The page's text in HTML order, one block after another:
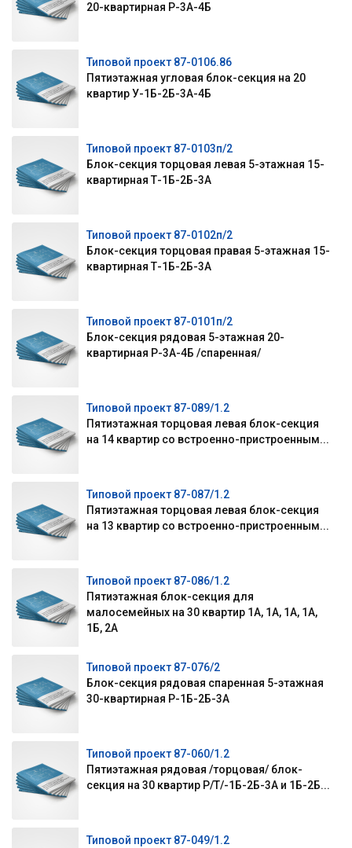
20-квартирная Р-3А-4Б
Типовой проект 87-0106.86
Пятиэтажная угловая блок-секция на 20
квартир У-1Б-2Б-3А-4Б
Типовой проект 87-0103п/2
Блок-секция торцовая левая 5-этажная 15-
квартирная Т-1Б-2Б-3А
Типовой проект 87-0102п/2
Блок-секция торцовая правая 5-этажная 15-
квартирная Т-1Б-2Б-3А
Типовой проект 87-0101п/2
Блок-секция рядовая 5-этажная 20-
квартирная Р-3А-4Б /спаренная/
Типовой проект 87-089/1.2
Пятиэтажная торцовая левая блок-секция
на 14 квартир со встроенно-пристроенным...
Типовой проект 87-087/1.2
Пятиэтажная торцовая левая блок-секция
на 13 квартир со встроенно-пристроенным...
Типовой проект 87-086/1.2
Пятиэтажная блок-секция для
малосемейных на 30 квартир 1А, 1А, 1А, 1А,
1Б, 2А
Типовой проект 87-076/2
Блок-секция рядовая спаренная 5-этажная
30-квартирная Р-1Б-2Б-3А
Типовой проект 87-060/1.2
Пятиэтажная рядовая /торцовая/ блок-
секция на 30 квартир Р/Т/-1Б-2Б-3А и 1Б-2Б...
Типовой проект 87-049/1.2